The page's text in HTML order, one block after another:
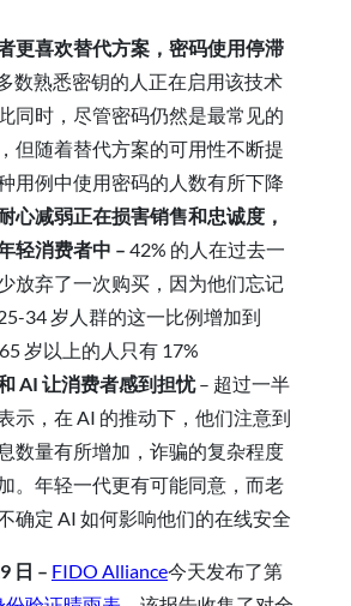
更喜欢替代方案，密码使用停滞
数熟悉密钥的人正在启用该技术
同时，尽管密码仍然是最常见的
但随着替代方案的可用性不断提
用例中使用密码的人数有所下降
心减弱正在损害销售和忠诚度，
轻消费者中 – 42% 的人在过去一
放弃了一次购买，因为他们忘记
34 岁人群的这一比例增加到
岁以上的人只有 17%
AI 让消费者感到担忧– 超过一半
示，在 AI 的推动下，他们注意到
数量有所增加，诈骗的复杂程度
。年轻一代更有可能同意，而老
确定 AI 如何影响他们的在线安全
日 – FIDO Alliance今天发布了第